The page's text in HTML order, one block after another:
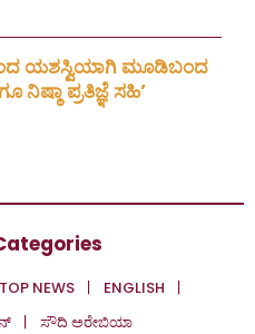
ಯಶಸ್ವಿಯಾಗಿ ಮೂಡಿಬಂದ
ನಿಷ್ಠಾ ಪ್ರತಿಜ್ಞೆ ಸಹಿ’
TOP NEWS
ENGLISH
ಸೌದಿ ಅರೇಬಿಯಾ